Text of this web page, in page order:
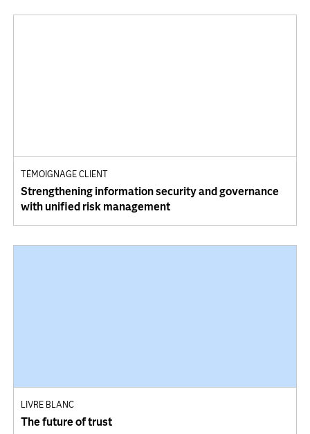
TÉMOIGNAGE CLIENT
Strengthening information security and governance
with unified risk management
LIVRE BLANC
The future of trust